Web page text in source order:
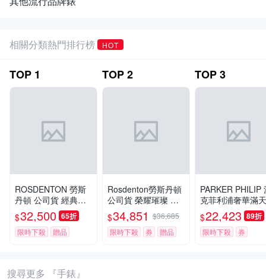
相關分類熱門排行榜 HOT
TOP 1
ROSDENTON 勞斯
丹頓 公司貨 經典浮
雕中金機械錶款-男
錶(7798MTD-5)35m
m
$32,500 65折
限時下殺 贈品
TOP2
Rosdenton勞斯丹頓
公司貨 榮耀璀璨 晶
鑽機械女錶26㎜ R01
(97626LGD-4G)
$34,851 $36,685
限時下殺
券 贈品
TOP3
PARKER PHILIP
克菲利浦奢華滿
躍動擺輪限量機
錶(銀殻/黑帶)
$22,423 89折
限時下殺 券
搜尋更多 『手錶』